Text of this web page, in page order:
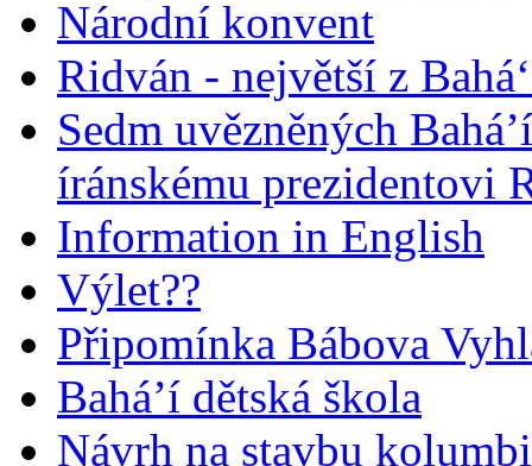
Národní konvent
Ridván - největší z
Sedm uvězněných
íránskému prezidentovi
Information in English
Výlet??
Připomínka Bábova
Bahá’í dětská škola
Návrh na stavbu